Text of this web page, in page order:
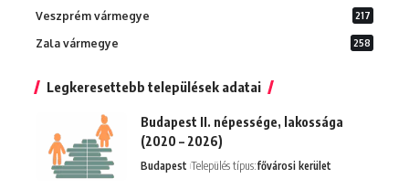
Veszprém vármegye 217
Zala vármegye 258
Legkeresettebb települések adatai
Budapest II. népessége, lakossága
(2020 – 2026)
Budapest Település típus:fővárosi kerület